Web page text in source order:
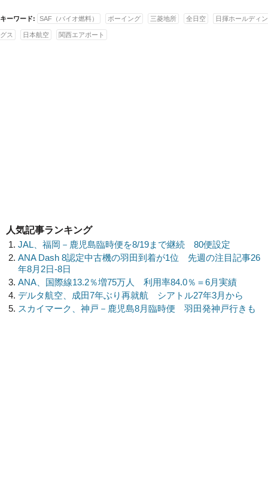
キーワード: SAF（バイオ燃料） ボーイング 三菱地所 全日空 日揮ホールディン
グス 日本航空 関西エアポート
人気記事ランキング
JAL、福岡－鹿児島臨時便を8/19まで継続 80便設定
ANA Dash 8認定中古機の羽田到着が1位 先週の注目記事26
年8月2日-8日
ANA、国際線13.2％増75万人 利用率84.0％＝6月実績
デルタ航空、成田7年ぶり再就航 シアトル27年3月から
スカイマーク、神戸－鹿児島8月臨時便 羽田発神戸行きも